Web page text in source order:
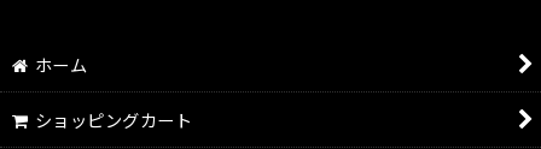
ホーム
ショッピングカート